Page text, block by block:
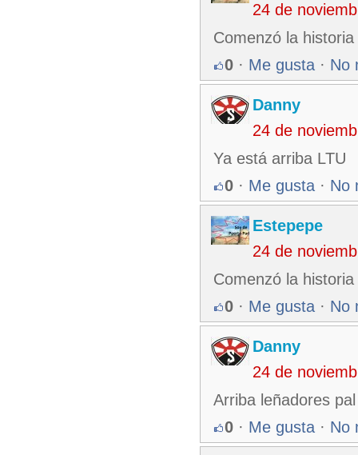
24 de
Comenzó la
0 · Me gusta · No
Danny
24 de
Ya está arriba LTU
0 · Me gusta · No
Estepepe
24 de
Comenzó la
0 · Me gusta · No
Danny
24 de
Arriba leñadores
0 · Me gusta · No